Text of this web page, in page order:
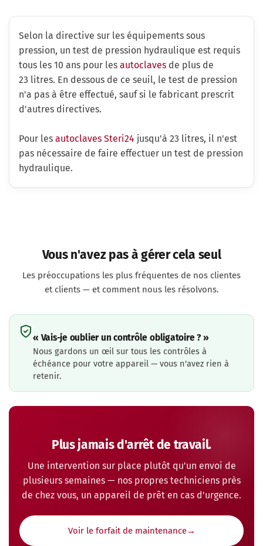
Selon la directive sur les équipements sous
pression, un test de pression hydraulique est requis
tous les 10 ans pour les autoclaves de plus de
23 litres. En dessous de ce seuil, le test de pression
n'a pas à être effectué, sauf si le fabricant prescrit
d'autres directives.
Pour les autoclaves Steri24 jusqu'à 23 litres, il n'est
pas nécessaire de faire effectuer un test de pression
hydraulique.
Vous n'avez pas à gérer cela seul
Les préoccupations les plus fréquentes de nos clientes
et clients — et comment nous les résolvons.
« Vais-je oublier un contrôle obligatoire ? »
Nous gardons un œil sur tous les contrôles à
échéance pour votre appareil — vous n'avez rien à
retenir.
Plus jamais d'arrêt de travail.
Une intervention sur place plutôt qu'un envoi de
plusieurs semaines — nos propres techniciens près
de chez vous, un appareil de prêt en cas d'urgence.
Voir le forfait de maintenance